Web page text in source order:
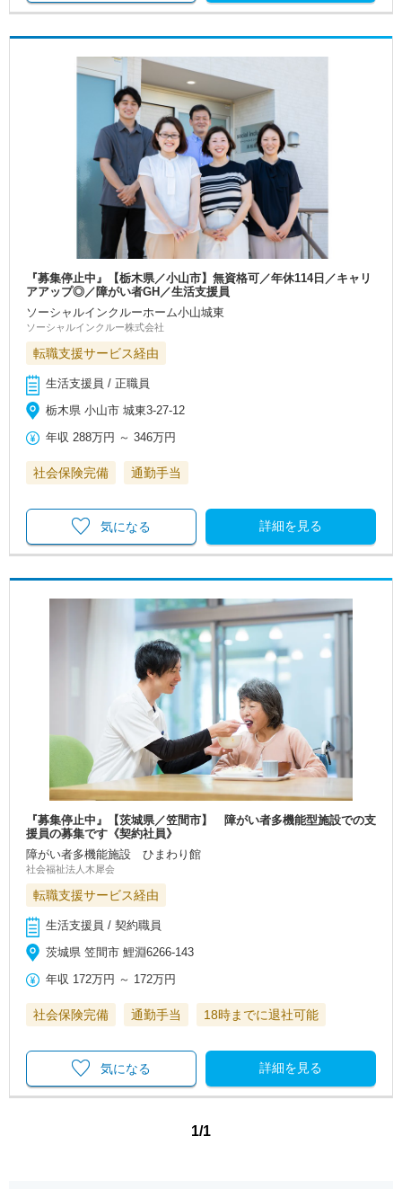
『募集停止中』【栃木県／小山市】無資格可／年休114日／キャリ
アアップ◎／障がい者GH／生活支援員
ソーシャルインクルーホーム小山城東
ソーシャルインクルー株式会社
転職支援サービス経由
生活支援員 / 正職員
栃木県 小山市 城東3-27-12
年収 288万円 ～346万円
社会保険完備 通勤手当
詳細を見る
気になる
『募集停止中』【茨城県／笠間市】 障がい者多機能型施設での支
援員の募集です《契約社員》
障がい者多機能施設 ひまわり館
社会福祉法人木犀会
転職支援サービス経由
生活支援員 / 契約職員
茨城県 笠間市 鯉淵6266-143
年収 172万円 ～ 172万円
社会保険完備 通勤手当 18時までに退社可能
詳細を見る
気になる
1/1